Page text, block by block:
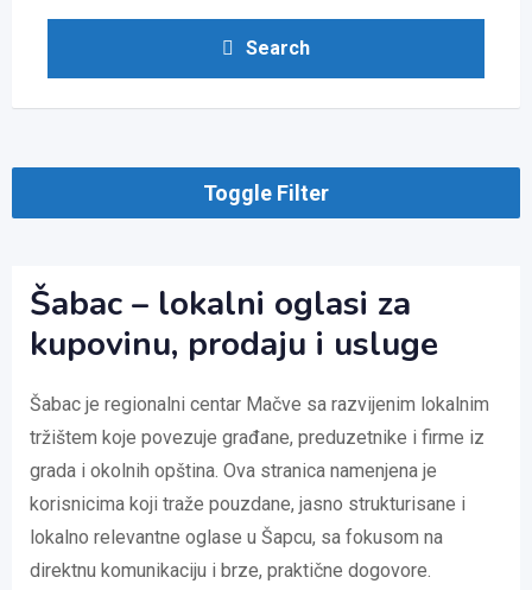
Search
Toggle Filter
Šabac – lokalni oglasi za
kupovinu, prodaju i usluge
Šabac je regionalni centar Mačve sa razvijenim lokalnim
tržištem koje povezuje građane, preduzetnike i firme iz
grada i okolnih opština. Ova stranica namenjena je
korisnicima koji traže pouzdane, jasno strukturisane i
lokalno relevantne oglase u Šapcu, sa fokusom na
direktnu komunikaciju i brze, praktične dogovore.